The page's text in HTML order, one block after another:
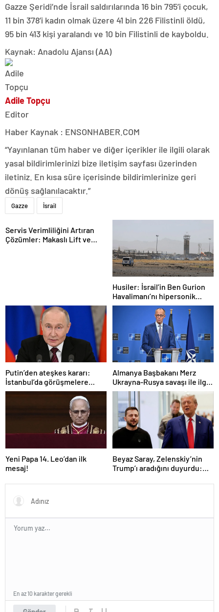
Gazze Şeridi’nde İsrail saldırılarında 16 bin 795’i çocuk,
11 bin 378’i kadın olmak üzere 41 bin 226 Filistinli öldü,
95 bin 413 kişi yaralandı ve 10 bin Filistinli de kayboldu.
Kaynak: Anadolu Ajansı (AA)
Adile Topçu
Editor
Haber Kaynak : ENSONHABER.COM
“Yayınlanan tüm haber ve diğer içerikler ile ilgili olarak
yasal bildirimlerinizi bize iletişim sayfası üzerinden
iletiniz. En kısa süre içerisinde bildirimlerinize geri
dönüş sağlanılacaktır.”
Gazze İsrail
Servis Verimliliğini Artıran
Çözümler: Makaslı Lift ve
Husiler: İsrail’in Ben Gurion
Havalimanı’nı hipersonik
füzeyle hedef aldık
Putin’den ateşkes kararı:
İstanbul’da görüşmelere
başlamayı öneriyoruz
Almanya Başbakanı Merz
Ukrayna-Rusya savaşı ile ilgili
konuştu: “Top Moskova’nın
sahasında”
Yeni Papa 14. Leo’dan ilk
mesaj!
Beyaz Saray, Zelenskiy’nin
Trump’ı aradığını duyurdu:
oldu”
En az 10 karakter gerekli